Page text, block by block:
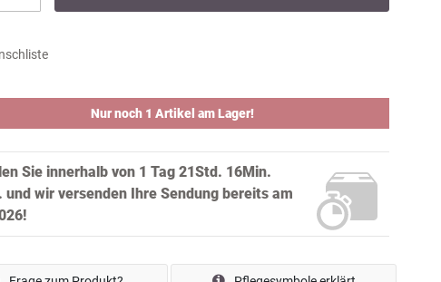
Nur noch 1 Artikel am Lager!
Sie innerhalb von 1 Tag 21Std. 16Min.
und wir versenden Ihre Sendung bereits am